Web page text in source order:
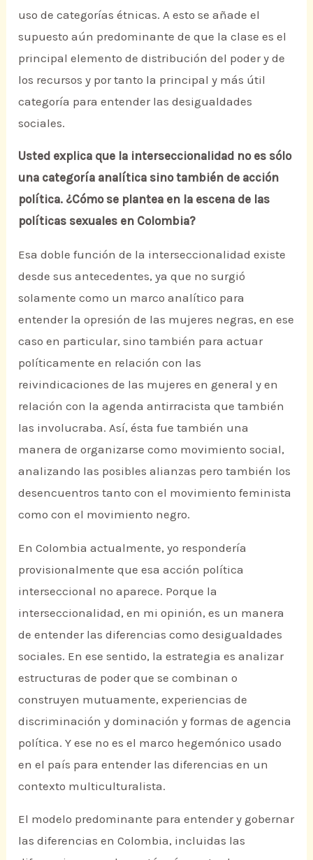
uso de categorías étnicas. A esto se añade el
supuesto aún predominante de que la clase es el
principal elemento de distribución del poder y de
los recursos y por tanto la principal y más útil
categoría para entender las desigualdades
sociales.
Usted explica que la interseccionalidad no es sólo
una categoría analítica sino también de acción
política. ¿Cómo se plantea en la escena de las
políticas sexuales en Colombia?
Esa doble función de la interseccionalidad existe
desde sus antecedentes, ya que no surgió
solamente como un marco analítico para
entender la opresión de las mujeres negras, en ese
caso en particular, sino también para actuar
políticamente en relación con las
reivindicaciones de las mujeres en general y en
relación con la agenda antirracista que también
las involucraba. Así, ésta fue también una
manera de organizarse como movimiento social,
analizando las posibles alianzas pero también los
desencuentros tanto con el movimiento feminista
como con el movimiento negro.
En Colombia actualmente, yo respondería
provisionalmente que esa acción política
interseccional no aparece. Porque la
interseccionalidad, en mi opinión, es un manera
de entender las diferencias como desigualdades
sociales. En ese sentido, la estrategia es analizar
estructuras de poder que se combinan o
construyen mutuamente, experiencias de
discriminación y dominación y formas de agencia
política. Y ese no es el marco hegemónico usado
en el país para entender las diferencias en un
contexto multiculturalista.
El modelo predominante para entender y gobernar
las diferencias en Colombia, incluidas las